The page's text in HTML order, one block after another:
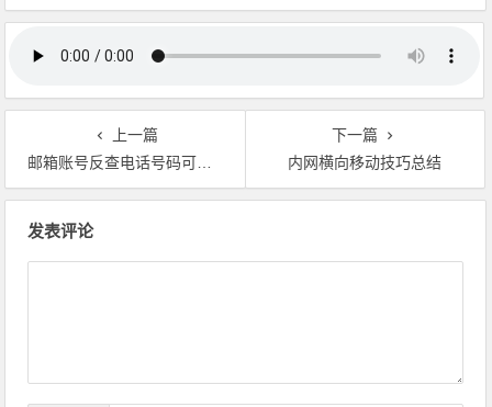
上一篇
邮箱账号反查电话号码可行性研究
下一篇
内网横向移动技巧总结
发表评论